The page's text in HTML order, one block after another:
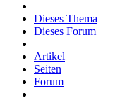
Dieses Thema
Dieses Forum
Artikel
Seiten
Forum